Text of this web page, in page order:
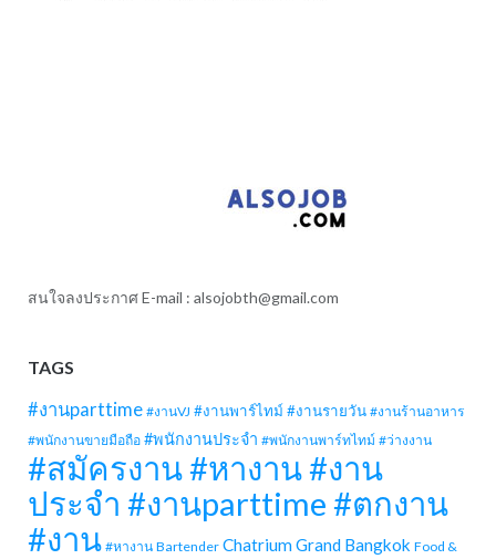
สนใจลงประกาศ E-mail : alsojobth@gmail.com
TAGS
#งานparttime #งานVJ #งานพาร์ไทม์ #งานรายวัน #งานร้านอาหาร
#พนักงานขายมือถือ #พนักงานประจำ #พนักงานพาร์ทไทม์ #ว่างงาน
#สมัครงาน #หางาน #งาน
ประจำ #งานparttime #ตกงาน
#งาน #หางาน Bartender Chatrium Grand Bangkok Food &